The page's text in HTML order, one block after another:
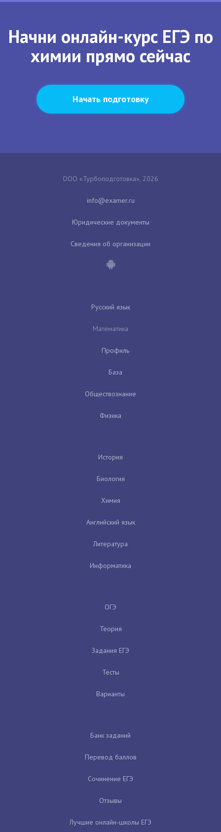
Начни онлайн-курс ЕГЭ по
химии прямо сейчас
Начать подготовку
ООО «Турбоподготовка», 2026
Юридические документы
Сведения об организации
Русский язык
Математика
Профиль
База
Обществознание
Физика
История
Биология
Химия
Английский язык
Литература
Информатика
ОГЭ
Теория
Задания ЕГЭ
Тесты
Варианты
Банк заданий
Перевод баллов
Сочинение ЕГЭ
Отзывы
Лучшие онлайн-школы ЕГЭ